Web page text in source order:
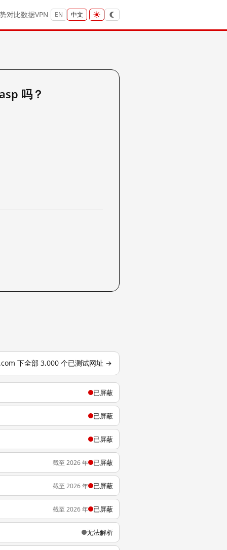
对比数据VPN EN 中文
吗？
下全部 3,000 个已测试网址 →
已屏蔽
已屏蔽
已屏蔽
截至 2026 年 已屏蔽
截至 2026 年 已屏蔽
截至 2026 年 已屏蔽
无法解析